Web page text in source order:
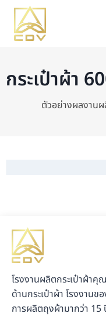
กระเป๋าผ้า
ตัวอย่างผลงาน
โรงงานผลิตกระเป๋าผ้า
ด้านกระเป๋าผ้า โรงงาน
การผลิตถุงผ้ามากว่า 15